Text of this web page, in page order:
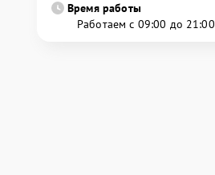
Время работы
Работаем с 09:00 до 21:00